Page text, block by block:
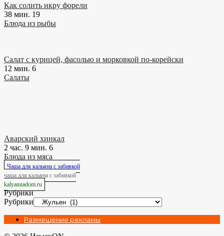
Как солить икру форели
38 мин. 19
Блюда из рыбы
Салат с курицей, фасолью и морковкой по-корейски
12 мин. 6
Салаты
Аварский хинкал
2 час. 9 мин. 6
Блюда из мяса
Чаша для кальяна с забивкой
чаша для кальяна с забивкой
kalyannadom.ru
Рубрики
Рубрики
Размещение рекламы